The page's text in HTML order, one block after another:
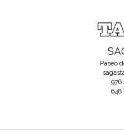
Paseo
976
648